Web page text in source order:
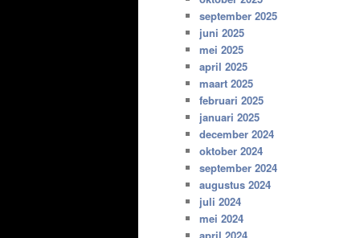
september 2025
juni 2025
mei 2025
april 2025
maart 2025
februari 2025
januari 2025
december 2024
oktober 2024
september 2024
augustus 2024
juli 2024
mei 2024